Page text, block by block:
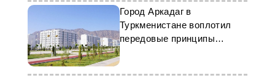
Город Аркадаг в
Туркменистане воплотил
передовые принципы
высокотехнологичного
строительства